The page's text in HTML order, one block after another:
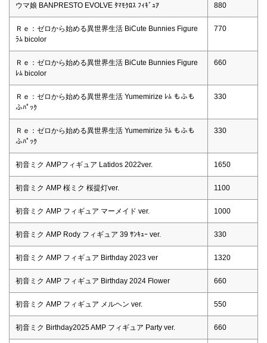
ウマ娘 BANPRESTO EVOLVE ﾀﾏﾓｸﾛｽ ﾌｨｷﾞｭｱ 880
Ｒｅ：ゼロから始める異世界生活 BiCute Bunnies Figure
ﾗﾑ bicolor
770
Ｒｅ：ゼロから始める異世界生活 BiCute Bunnies Figure
ﾚﾑ bicolor
660
Ｒｅ：ゼロから始める異世界生活 Yumemirize ﾚﾑ もふも
ふﾊﾟｯｸ
330
Ｒｅ：ゼロから始める異世界生活 Yumemirize ﾗﾑ もふも
ふﾊﾟｯｸ
330
初音ミク AMPフィギュア Latidos 2022ver. 1650
初音ミク AMP 桜ミク 桜提灯ver. 1100
初音ミク AMP フィギュア マーメイド ver. 1000
初音ミク AMP Rody フィギュア 39 ｻﾝｷｭｰ ver. 330
初音ミク AMP フィギュア Birthday 2023 ver 1320
初音ミク AMP フィギュア Birthday 2024 Flower 660
初音ミク AMP フィギュア メルヘン ver. 550
初音ミク Birthday2025 AMP フィギュア Party ver. 660